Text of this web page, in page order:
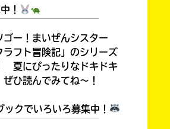
！
ゴー！まいぜんシスター
ラフト冒険記」のシリーズ
夏にぴったりなドキドキ
ひ読んでみてね～！
ックでいろいろ募集中！